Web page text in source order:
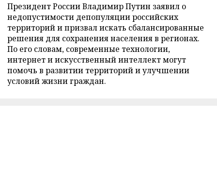
Президент России Владимир Путин заявил о
недопустимости депопуляции российских
территорий и призвал искать сбалансированные
решения для сохранения населения в регионах.
По его словам, современные технологии,
интернет и искусственный интеллект могут
помочь в развитии территорий и улучшении
условий жизни граждан.